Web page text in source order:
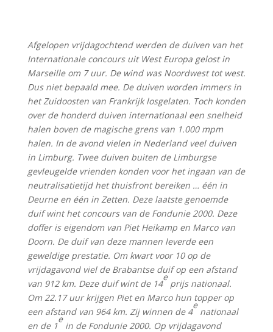
Afgelopen vrijdagochtend werden de duiven van het
Internationale concours uit West Europa gelost in
Marseille om 7 uur. De wind was Noordwest tot west.
Dus niet bepaald mee. De duiven worden immers in
het Zuidoosten van Frankrijk losgelaten. Toch konden
over de honderd duiven internationaal een snelheid
halen boven de magische grens van 1.000 mpm
halen. In de avond vielen in Nederland veel duiven
in Limburg. Twee duiven buiten de Limburgse
gevleugelde vrienden konden voor het ingaan van de
neutralisatietijd het thuisfront bereiken … één in
Deurne en één in Zetten. Deze laatste genoemde
duif wint het concours van de Fondunie 2000. Deze
doffer is eigendom van Piet Heikamp en Marco van
Doorn. De duif van deze mannen leverde een
geweldige prestatie. Om kwart voor 10 op de
vrijdagavond viel de Brabantse duif op een afstand
van 912 km. Deze duif wint de 14
e
prijs nationaal.
Om 22.17 uur krijgen Piet en Marco hun topper op
een afstand van 964 km. Zij winnen de 4
e
nationaal
en de 1
e
in de Fondunie 2000. Op vrijdagavond